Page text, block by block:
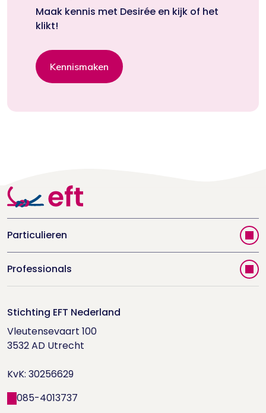
Maak kennis met Desirée en kijk of het
klikt!
Kennismaken
Particulieren
Vind jouw therapeut
Videoportal
Doe de relatietest
Houd me Vast-bijeenkomsten
Professionals
Trainingen
Supervisorenlijst
Nieuwsbrief ontvangen?
Wetenschappelijk onderzoek
Stichting EFT Nederland
Vleutensevaart 100
3532 AD Utrecht
KvK: 30256629
085-4013737